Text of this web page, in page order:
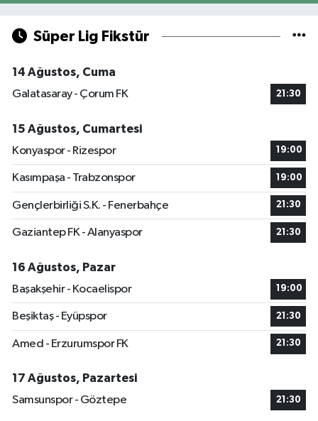
Süper Lig Fikstür
14 Ağustos, Cuma
Galatasaray - Çorum FK
21:30
15 Ağustos, Cumartesi
Konyaspor - Rizespor
19:00
Kasımpaşa - Trabzonspor 19:00
Gençlerbirliği S.K. - Fenerbahçe 21:30
Gaziantep FK - Alanyaspor 21:30
16 Ağustos, Pazar
Başakşehir - Kocaelispor
19:00
Beşiktaş - Eyüpspor 21:30
Amed - Erzurumspor FK 21:30
17 Ağustos, Pazartesi
Samsunspor - Göztepe
21:30